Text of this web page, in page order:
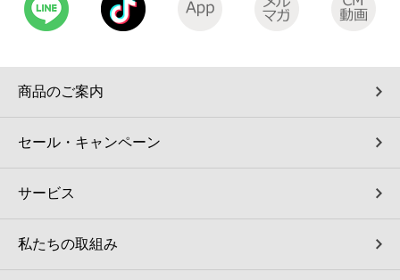
商品のご案内
セール・キャンペーン
サービス
私たちの取組み